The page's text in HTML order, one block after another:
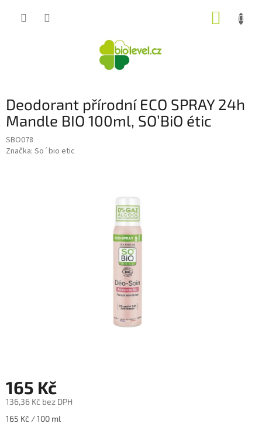
Deodorant přírodní ECO SPRAY 24h
Mandle BIO 100ml, SO’BiO étic
SBO078
Značka: So´bio etic
165 Kč
136,36 Kč bez DPH
Měrná
165 Kč / 100 ml